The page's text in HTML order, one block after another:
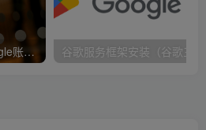
国内+86手机号注册Google账号操作教程